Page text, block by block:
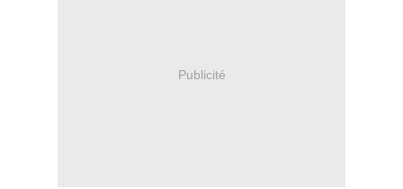
Publicité